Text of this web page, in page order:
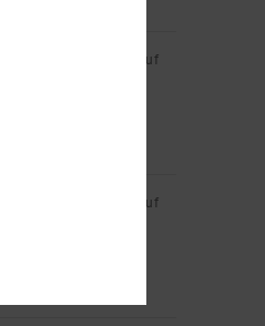
Verifizierter Kauf
Verifizierter Kauf